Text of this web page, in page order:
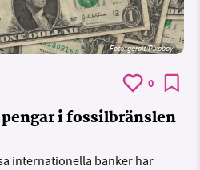
Foto:geralt/Pixabay
0
i fossilbränslen
internationella banker har